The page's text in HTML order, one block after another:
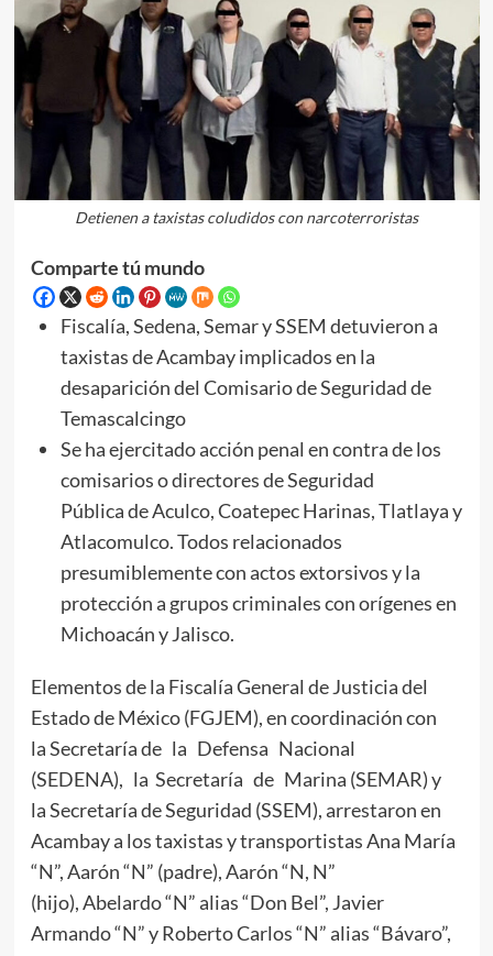
Detienen a taxistas coludidos con narcoterroristas
Comparte tú mundo
Fiscalía, Sedena, Semar y SSEM detuvieron a
taxistas de Acambay implicados en la
desaparición del Comisario de Seguridad de
Temascalcingo
Se ha ejercitado acción penal en contra de los
comisarios o directores de Seguridad
Pública de Aculco, Coatepec Harinas, Tlatlaya y
Atlacomulco. Todos relacionados
presumiblemente con actos extorsivos y la
protección a grupos criminales con orígenes en
Michoacán y Jalisco.
Elementos de la Fiscalía General de Justicia del
Estado de México (FGJEM), en coordinación con
la Secretaría de la Defensa Nacional
(SEDENA), la Secretaría de Marina (SEMAR) y
la Secretaría de Seguridad (SSEM), arrestaron en
Acambay a los taxistas y transportistas Ana María
“N”, Aarón “N” (padre), Aarón “N, N”
(hijo), Abelardo “N” alias “Don Bel”, Javier
Armando “N” y Roberto Carlos “N” alias “Bávaro”,